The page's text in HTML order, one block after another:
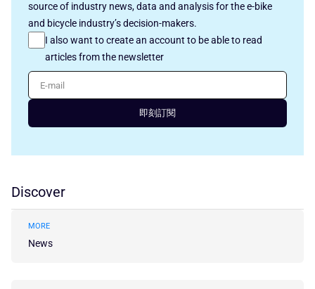
source of industry news, data and analysis for the e-bike
and bicycle industry’s decision-makers.
I also want to create an account to be able to read
articles from the newsletter
E-mail
即刻訂閱
Discover
MORE
News